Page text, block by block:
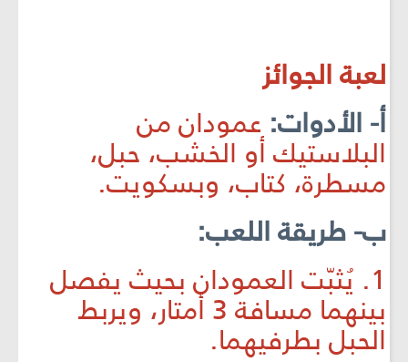
لعبة الجوائز
أ- الأدوات: عمودان من
البلاستيك أو الخشب، حبل،
مسطرة، كتاب، وبسكويت.
ب- طريقة اللعب:
1. يُثبّت العمودان بحيث يفصل
بينهما مسافة 3 أمتار، ويربط
الحبل بطرفيهما.